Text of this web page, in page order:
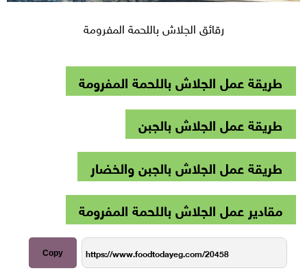
رقائق الجلاش باللحمة المفرومة
طريقة عمل الجلاش باللحمة المفرومة
طريقة عمل الجلاش بالجبن
طريقة عمل الجلاش بالجبن والخضار
مقادير عمل الجلاش باللحمة المفرومة
Copy